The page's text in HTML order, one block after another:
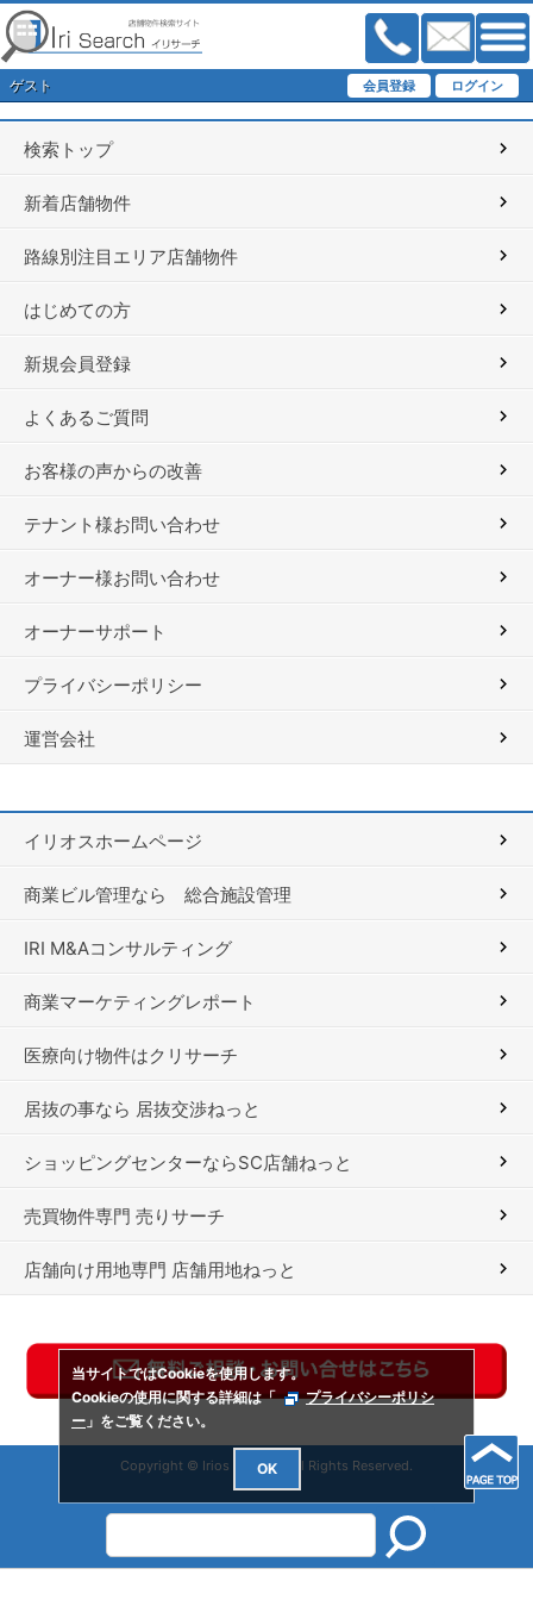
ゲスト
検索トップ
新着店舗物件
路線別注目エリア店舗物件
はじめての方
新規会員登録
よくあるご質問
お客様の声からの改善
テナント様お問い合わせ
オーナー様お問い合わせ
オーナーサポート
プライバシーポリシー
運営会社
イリオスホームページ
商業ビル管理なら 総合施設管理
IRI M&Aコンサルティング
商業マーケティングレポート
医療向け物件はクリサーチ
居抜の事なら 居抜交渉ねっと
ショッピングセンターならSC店舗ねっと
売買物件専門 売りサーチ
店舗向け用地専門 店舗用地ねっと
Copyright © Irios Co., Ltd. All Rights Reserved.
当サイトではCookieを使用します。
Cookieの使用に関する詳細は「
プライバシーポリシ
ー 」をご覧ください。
OK